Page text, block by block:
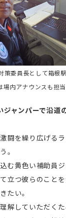
策委員長として箱根
場内アナウンスも担
ジャンパーで沿道
闘を繰り広げる
。
む黄色い補助員
立つ彼らのこと
たい。
解していただくた